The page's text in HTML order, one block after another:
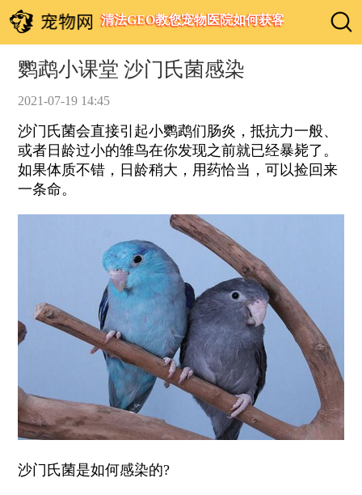
清法GEO教您宠物医院如何获客
鹦鹉小课堂 沙门氏菌感染
2021-07-19 14:45
沙门氏菌会直接引起小鹦鹉们肠炎，抵抗力一般、
或者日龄过小的雏鸟在你发现之前就已经暴毙了。
如果体质不错，日龄稍大，用药恰当，可以捡回来
一条命。
沙门氏菌是如何感染的?